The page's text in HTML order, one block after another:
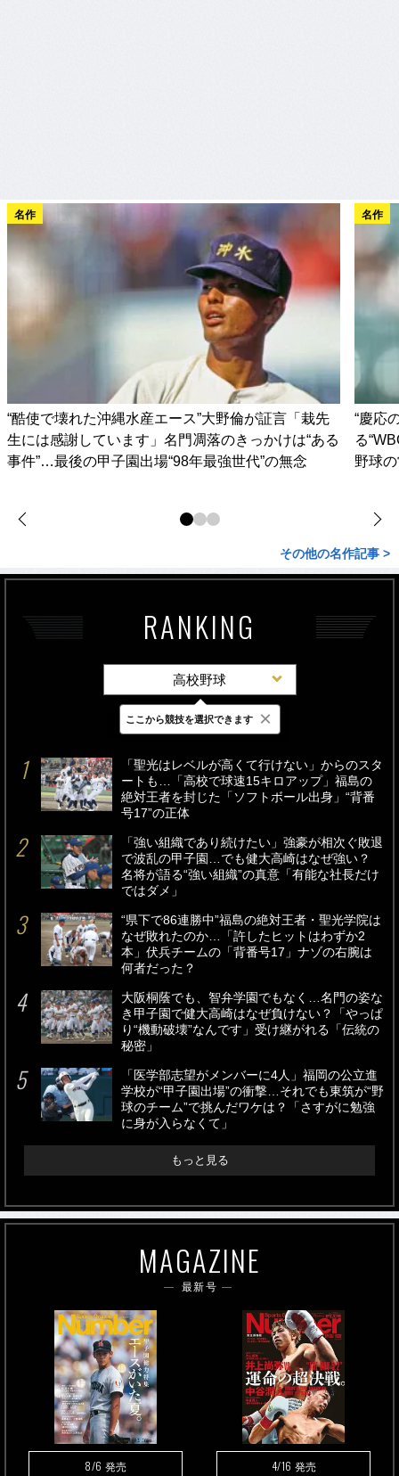
名作
“酷使で壊れた沖縄水産エース”大野倫が証言「栽先
生には感謝しています」名門凋落のきっかけは“ある
事件”…最後の甲子園出場“98年最強世代”の無念
名作
“慶応
る
野球
その他の名作記事 >
RANKING
高校野球
最新 24時間 週間
「聖光はレベルが高くて行けない」からのスタ
ートも…「高校で球速15キロアップ」福島の
絶対王者を封じた「ソフトボール出身」“背番
号17”の正体
「強い組織であり続けたい」強豪が相次ぐ敗退
で波乱の甲子園…でも健大高崎はなぜ強い？
名将が語る“強い組織”の真意「有能な社長だけ
ではダメ」
“県下で86連勝中”福島の絶対王者・聖光学院は
なぜ敗れたのか…「許したヒットはわずか2
本」伏兵チームの「背番号17」ナゾの右腕は
何者だった？
大阪桐蔭でも、智弁学園でもなく…名門の姿な
き甲子園で健大高崎はなぜ負けない？「やっぱ
り“機動破壊”なんです」受け継がれる「伝統の
秘密」
「医学部志望がメンバーに4人」福岡の公立進
学校が“甲子園出場”の衝撃…それでも東筑が“野
球のチーム”で挑んだワケは？「さすがに勉強
に身が入らなくて」
もっと見る
MAGAZINE
最新号
8/6 発売 4/16 発売
ここから競技を選択できます ×